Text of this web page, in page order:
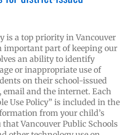
is a top priority in Vancouver
important part of keeping our
an ability to identify
or inappropriate use of
on their school-issued
email and the internet. Each
Use Policy” is included in the
from your child’s
Vancouver Public Schools